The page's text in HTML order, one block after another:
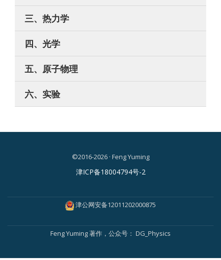
三、热力学
四、光学
五、原子物理
六、实验
©2016-2026 · Feng Yuming
级
单
津ICP备18004794号-2
津公网安备12011202000875
Feng Yuming著作，公众号： DG_Physics